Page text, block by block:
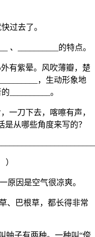
过去了。
、 __________的特点。
有紫晕。风吹薄瓣，楚
，生动形象地
__________。
一刀下去，喀嚓有声，
从哪些角度来写的？
原因是空气很凉爽。
、巴根草，都长得非常
蚰子有两种。一种叫“侉